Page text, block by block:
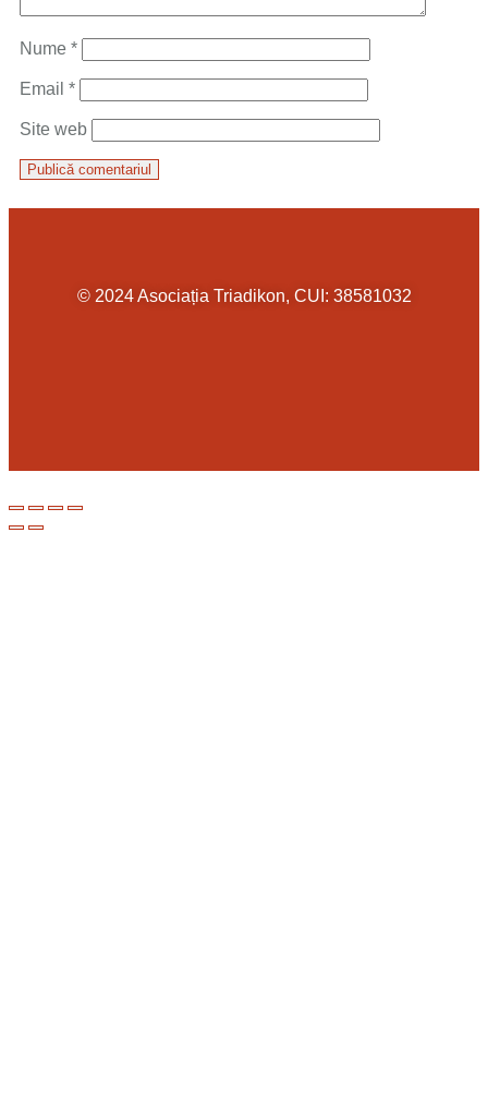
Nume *
Email *
Site web
© 2024 Asociația Triadikon, CUI: 38581032